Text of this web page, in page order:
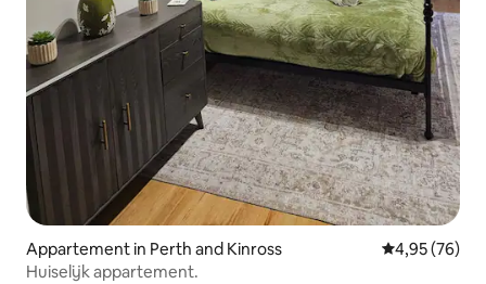
Appartement in Perth and Kinross Gemiddelde
4,95 (76)
Huiselijk appartement.